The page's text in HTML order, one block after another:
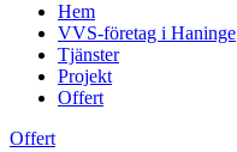
Hem
VVS-företag i Haninge
Tjänster
Projekt
Offert
Offert